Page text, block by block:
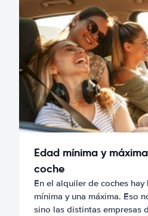
Edad mínima y
coche
En el alquiler de coches
mínima y una máxima. Eso
sino las distintas empresas